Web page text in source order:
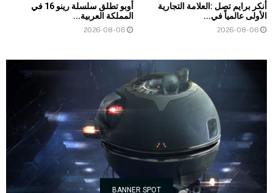
أنكر برايم تصل :العلامة التجارية
الأولى عالمياً في...
2026-08-06
أوبو تطلق سلسلة رينو 16 في
المملكة العربية...
2026-08-06
BANNER SPOT